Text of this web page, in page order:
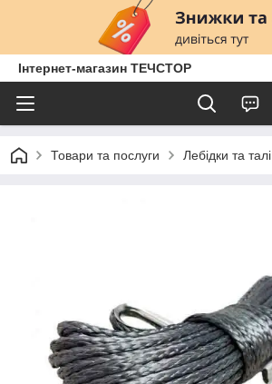
Інтернет-магазин ТЕЧСТОР
Товари та послуги Лебідки та талі